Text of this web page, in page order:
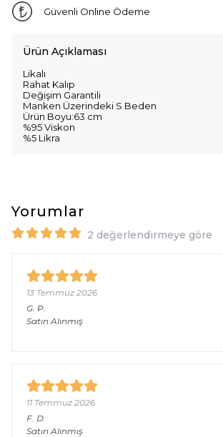
Güvenli Online Ödeme
Ürün Açıklaması
Likalı
Rahat Kalıp
Değişim Garantili
Manken Üzerindeki S Beden
Ürün Boyu:63 cm
%95 Viskon
%5 Likra
Yorumlar
2 değerlendirmeye göre
13 Temmuz 2026
G. P.
Satın Alınmış
11 Temmuz 2026
F. D.
Satın Alınmış